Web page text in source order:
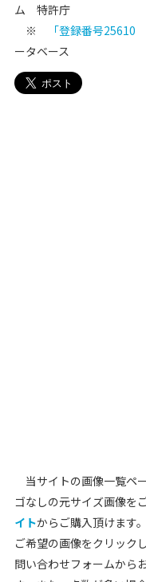
ム 特許庁
※
「登録番号25610
ータベース
当サイトの画像一覧ペ
ゴなしの元サイズ画像を
イトからご購入頂けます
ご希望の画像をクリック
問い合わせフォームから